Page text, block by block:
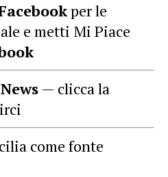
per le
e metti Mi Piace
— clicca la
come fonte